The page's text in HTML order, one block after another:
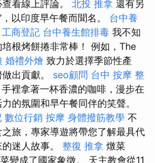
看線上評論。 北投 推拿 還有另
以印度早午餐而聞名。 台中養
工商登記 台中養生館排毒 我不知
根烤餅捲非常棒！ 例如，The
婚禮外燴 致力於選擇季節性產
出貢獻。 seo顧問 台中 按摩 整
裡拿著一杯香濃的咖啡，漫步在
的氛圍和早午餐同伴的笑聲。
數位行銷 按摩 身體撥筋教學 不
旅，專家導遊將帶您了解最具代
迷人故事。 整復 推拿 燉菜
菜變成了國家象徵。 天主教會從11